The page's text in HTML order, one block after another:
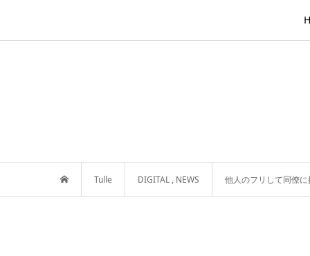
Tulle DIGITAL , NEWS 他人のフリして同僚